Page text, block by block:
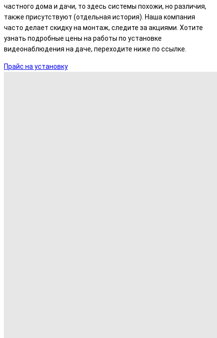
частного дома и дачи, то здесь системы похожи, но различия,
также присутствуют (отдельная история). Наша компания
часто делает скидку на монтаж, следите за акциями. Хотите
узнать подробные цены на работы по установке
видеонаблюдения на даче, переходите ниже по ссылке.
Прайс на установку